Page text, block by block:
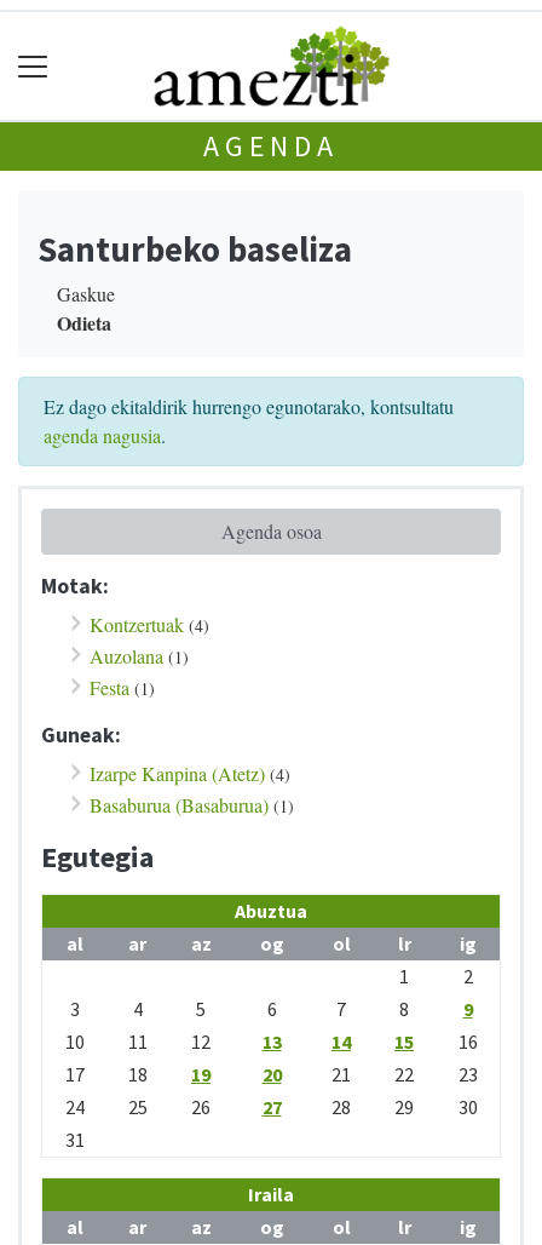
AGENDA
Santurbeko baseliza
Gaskue
Odieta
Ez dago ekitaldirik hurrengo egunotarako, kontsultatu
agenda nagusia.
Agenda osoa
Motak:
Kontzertuak (4)
Auzolana (1)
Festa (1)
Guneak:
Izarpe Kanpina (Atetz) (4)
Basaburua (Basaburua) (1)
Egutegia
Abuztua
al
ar az og ol lr
ig
1
2
3
4 5 6 7 8
9
10
11 12 13 14 15
16
17
18 19 20 21 22
23
24
25 26 27 28 29
30
31
Iraila
al
ar az og ol lr
ig